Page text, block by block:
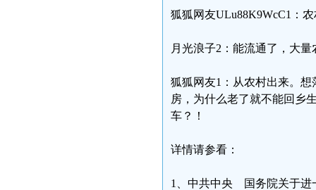
狐狐网友ULu88K9WcC1：
月光浪子2：能流通了，大
狐狐网友1：从农村出来。
房，为什么老了就不能回乡
车？！
详情请参看：
1、中共中央 国务院关于进